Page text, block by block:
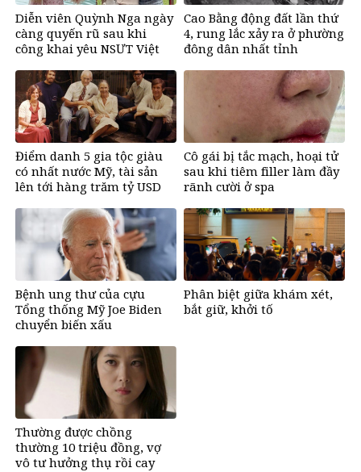
Diễn viên Quỳnh Nga ngày
càng quyến rũ sau khi
công khai yêu NSƯT Việt
Cao Bằng động đất lần thứ
4, rung lắc xảy ra ở phường
đông dân nhất tỉnh
Điểm danh 5 gia tộc giàu
có nhất nước Mỹ, tài sản
lên tới hàng trăm tỷ USD
Cô gái bị tắc mạch, hoại tử
sau khi tiêm filler làm đầy
rãnh cười ở spa
Bệnh ung thư của cựu
Tổng thống Mỹ Joe Biden
chuyển biến xấu
Phân biệt giữa khám xét,
bắt giữ, khởi tố
Thường được chồng
thường 10 triệu đồng, vợ
vô tư hưởng thụ rồi cay